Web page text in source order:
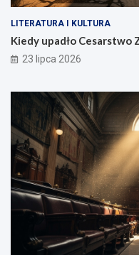
LITERATURA I KULTURA
Kiedy upadło Cesarstwo
23 lipca 2026